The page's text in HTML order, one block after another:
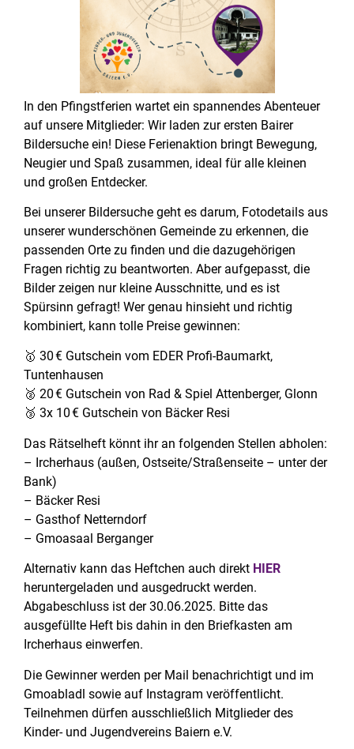
In den Pfingstferien wartet ein spannendes Abenteuer
auf unsere Mitglieder: Wir laden zur ersten Bairer
Bildersuche ein! Diese Ferienaktion bringt Bewegung,
Neugier und Spaß zusammen, ideal für alle kleinen
und großen Entdecker.
Bei unserer Bildersuche geht es darum, Fotodetails aus
unserer wunderschönen Gemeinde zu erkennen, die
passenden Orte zu finden und die dazugehörigen
Fragen richtig zu beantworten. Aber aufgepasst, die
Bilder zeigen nur kleine Ausschnitte, und es ist
Spürsinn gefragt! Wer genau hinsieht und richtig
kombiniert, kann tolle Preise gewinnen:
🥇 30 € Gutschein vom EDER Profi-Baumarkt,
Tuntenhausen
🥈 20 € Gutschein von Rad & Spiel Attenberger, Glonn
🥉 3x 10 € Gutschein von Bäcker Resi
Das Rätselheft könnt ihr an folgenden Stellen abholen:
– Ircherhaus (außen, Ostseite/Straßenseite – unter der
Bank)
– Bäcker Resi
– Gasthof Netterndorf
– Gmoasaal Berganger
Alternativ kann das Heftchen auch direkt HIER
heruntergeladen und ausgedruckt werden.
Abgabeschluss ist der 30.06.2025. Bitte das
ausgefüllte Heft bis dahin in den Briefkasten am
Ircherhaus einwerfen.
Die Gewinner werden per Mail benachrichtigt und im
Gmoabladl sowie auf Instagram veröffentlicht.
Teilnehmen dürfen ausschließlich Mitglieder des
Kinder- und Jugendvereins Baiern e.V.